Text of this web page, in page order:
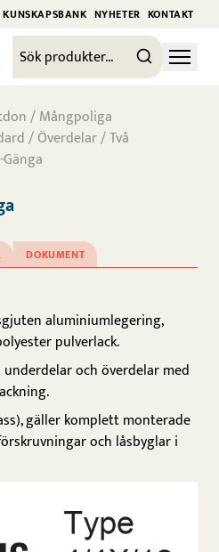
KUNSKAPSBANK NYHETER KONTAKT
/Mångpoliga
/Överdelar/Två
DOKUMENT
aluminiumlegering,
pulverlack.
och överdelar med
gäller komplett monterade
och låsbyglar i